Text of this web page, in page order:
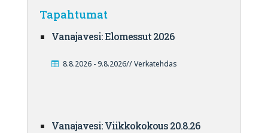
Tapahtumat
Vanajavesi: Elomessut 2026
8.8.2026 - 9.8.2026// Verkatehdas
Vanajavesi: Viikkokokous 20.8.26